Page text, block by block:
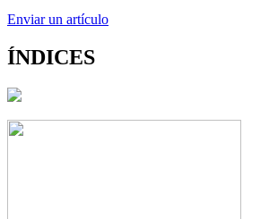
Enviar un artículo
ÍNDICES